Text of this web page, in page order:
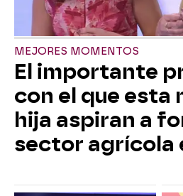
MEJORES MOMENTOS
El importante
con el que esta
hija aspiran a
sector agrícola